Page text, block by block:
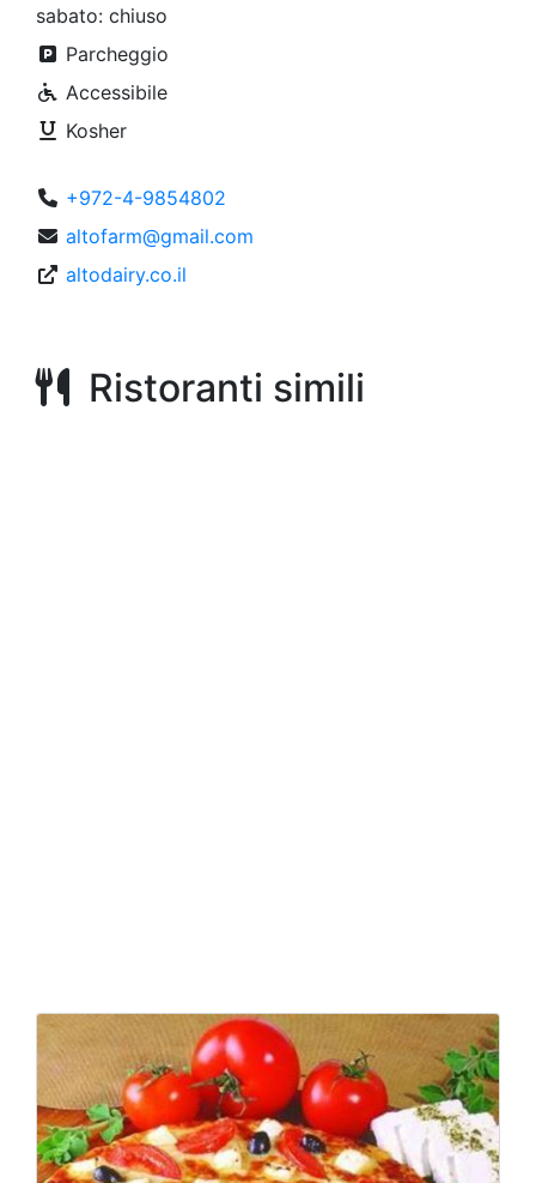
sabato: chiuso
Parcheggio
Accessibile
Kosher
+972-4-9854802
altofarm@gmail.com
altodairy.co.il
Ristoranti simili